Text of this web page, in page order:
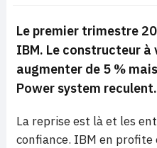
Le premier trimestre
IBM. Le constructeur
augmenter de 5 %
Power system reculent.
La reprise est là et les
confiance. IBM en profite